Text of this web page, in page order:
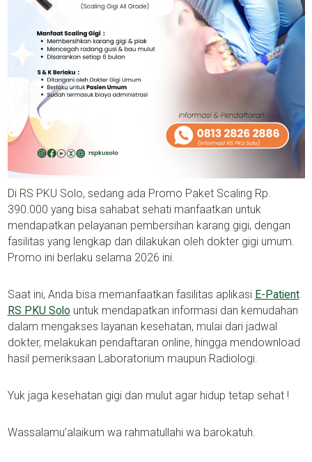
Di RS PKU Solo, sedang ada Promo Paket Scaling Rp.
390.000 yang bisa sahabat sehati manfaatkan untuk
mendapatkan pelayanan pembersihan karang gigi, dengan
fasilitas yang lengkap dan dilakukan oleh dokter gigi umum.
Promo ini berlaku selama 2026 ini.
Saat ini, Anda bisa memanfaatkan fasilitas aplikasi E-Patient
RS PKU Solo untuk mendapatkan informasi dan kemudahan
dalam mengakses layanan kesehatan, mulai dari jadwal
dokter, melakukan pendaftaran online, hingga mendownload
hasil pemeriksaan Laboratorium maupun Radiologi.
Yuk jaga kesehatan gigi dan mulut agar hidup tetap sehat !
Wassalamu’alaikum wa rahmatullahi wa barokatuh.